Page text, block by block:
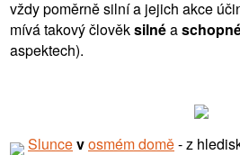
vždy poměrně silní a jejich akce
mívá takový člověksilnéa
aspektech).
Sluncevosmém domě- z